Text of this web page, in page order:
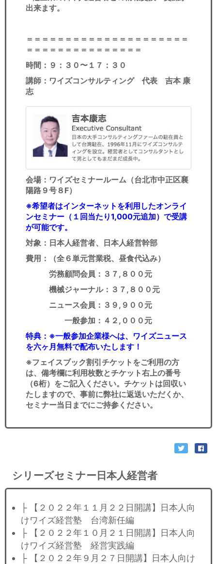
出来ます。
＝＝＝＝＝＝＝＝＝＝＝＝＝＝＝＝＝＝＝＝＝
＝＝＝＝＝＝＝＝＝＝＝＝＝＝＝
時間：９：３０〜１７：３０
講師：ワイズコンサルティング 代表 吉本 康
志
会場：ワイズセミナールーム（台北市中正区襄
陽路９号８F）
※希望者はインターネットを利用したオンライ
ンセミナー（１回当たり1,000元追加）で受講
が可能です。
対象：日本人経営者、日本人経営幹部
費用：（全６単元営業税、昼食代込み）
労務顧問会員：３７,８００元
機械ジャーナル：３７,８００元
ニュース会員：３９,９００元
一般参加：４２,０００元
特典：※一般参加企業様へは、ワイズニュース
を六ヶ月無料で配布いたします！
※フェイスブック割引チケットをご利用の方
は、備考欄に利用枚数とチケット右上の番号
（6桁）をご記入ください。チケットは回収い
たしますので、事前に弊社に返送いただくか、
セミナー当日までにご持参ください。
シリーズセミナー日本人経営者
├ 【２０２２年１１月２２日開講】日本人向
けワイズ経営塾 台湾新任編
├ 【２０２２年１０月２１日開講】日本人向
けワイズ経営塾 経営実践編
├ 【２０２２年９月２７日開講】日本人向け